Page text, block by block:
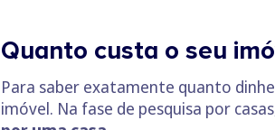
Quanto custa o seu
Para saber exatamente quanto
imóvel. Na fase de pesquisa por